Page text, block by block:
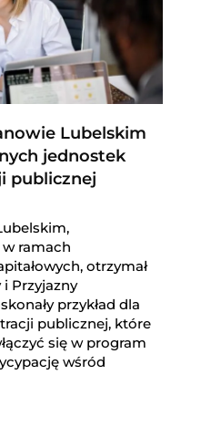
Lubelskim
jednostek
publicznej
w ramach
otrzymał
Przyjazny
przykład dla
publicznej, które
się w program
wśród